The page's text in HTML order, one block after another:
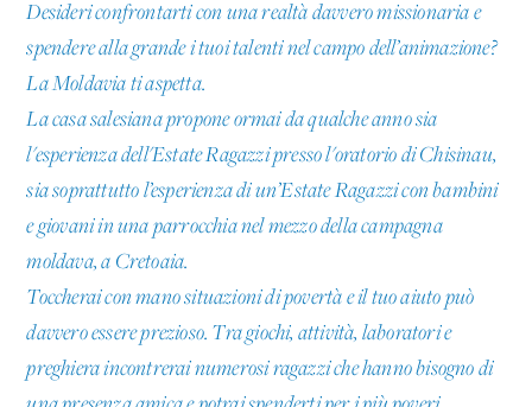
Desideri confrontarti con una realtà davvero missionaria e
spendere alla grande i tuoi talenti nel campo dell’animazione?
La Moldavia ti aspetta.
La casa salesiana propone ormai da qualche anno sia
l'esperienza dell'Estate Ragazzi presso l'oratorio di Chisinau,
sia soprattutto l’esperienza di un’Estate Ragazzi con bambini
e giovani in una parrocchia nel mezzo della campagna
moldava, a Cretoaia.
Toccherai con mano situazioni di povertà e il tuo aiuto può
davvero essere prezioso. Tra giochi, attività, laboratori e
preghiera incontrerai numerosi ragazzi che hanno bisogno di